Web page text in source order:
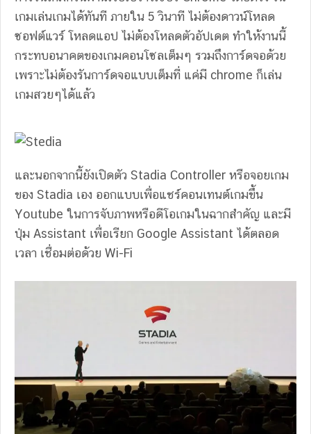
เกมเล่นเกมได้ทันที ภายใน 5 วินาที ไม่ต้องดาวน์โหลด
ซอฟต์แวร์ โหลดแอป ไม่ต้องโหลดตัวอัปเดต ทำให้งานนี้
กระทบอนาคตของเกมคอนโซลเต็มๆ รวมถึงการ์ดจอด้วย
เพราะไม่ต้องรันการ์ดจอแบบเต็มที่ แค่มี chrome ก็เล่น
เกมสวยๆได้แล้ว
และนอกจากนี้ยังเปิดตัว Stadia Controller หรือจอยเกม
ของ Stadia เอง ออกแบบเพื่อแชร์คอนเทนต์เกมขึ้น
Youtube ในการจับภาพหรือดีโอเกมในฉากสำคัญ และมี
ปุ่ม Assistant เพื่อเรียก Google Assistant ได้ตลอด
เวลา เชื่อมต่อด้วย Wi-Fi